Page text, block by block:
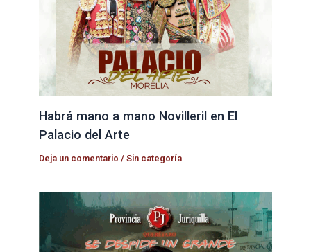
Habrá mano a mano Novilleril en El
Palacio del Arte
Deja un comentario /Sin categoría